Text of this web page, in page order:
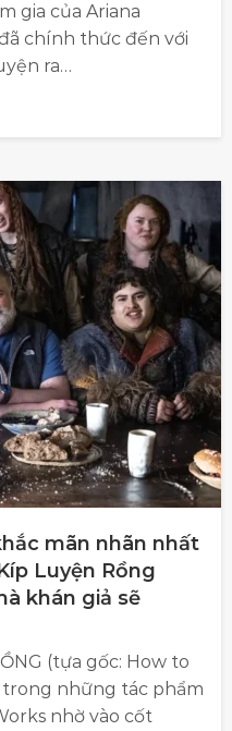
gia của Ariana
chính thức đến với
ra…
mãn nhãn nhất
Luyện Rồng
khán giả sẽ
(tựa gốc: How to
trong những tác phẩm
nhờ vào cốt